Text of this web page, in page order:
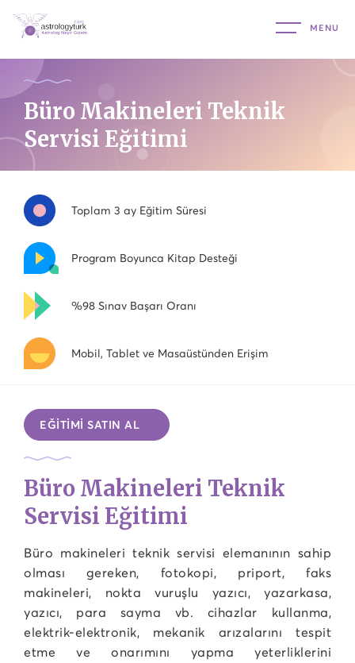
Büro Makineleri Teknik
Servisi Eğitimi
Toplam 3 ay Eğitim Süresi
Program Boyunca Kitap Desteği
%98 Sınav Başarı Oranı
Mobil, Tablet ve Masaüstünden Erişim
EĞİTİMİ SATIN AL
Büro Makineleri Teknik
Servisi Eğitimi
Büro makineleri teknik servisi elemanının sahip
olması gereken, fotokopi, priport, faks
makineleri, nokta vuruşlu yazıcı, yazarkasa,
yazıcı, para sayma vb. cihazlar kullanma,
elektrik-elektronik, mekanik arızalarını tespit
etme ve onarımını yapma yeterliklerini